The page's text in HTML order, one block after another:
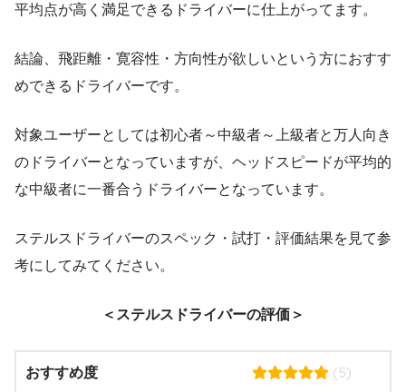
平均点が高く満足できるドライバーに仕上がってます。
結論、飛距離・寛容性・方向性が欲しいという方におすす
めできるドライバーです。
対象ユーザーとしては初心者～中級者～上級者と万人向き
のドライバーとなっていますが、ヘッドスピードが平均的
な中級者に一番合うドライバーとなっています。
ステルスドライバーのスペック・試打・評価結果を見て参
考にしてみてください。
＜ステルスドライバーの評価＞
おすすめ度 (5)